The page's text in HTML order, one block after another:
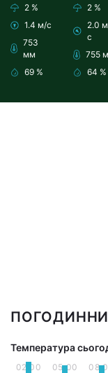
2 %
1.4 м/с
753
мм
69 %
2 %
2.0
с
755
64 %
Температура
02:00 05:00